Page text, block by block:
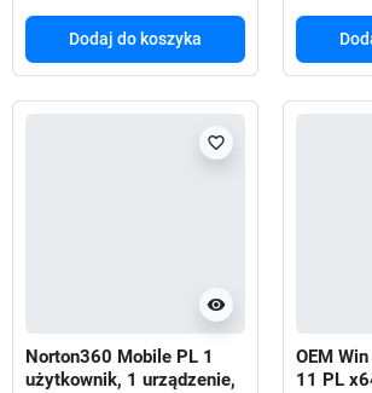
Dodaj do koszyka
visibility
favorite_border
Norton360 Mobile PL 1
użytkownik, 1 urządzenie,
OEM
11 PL